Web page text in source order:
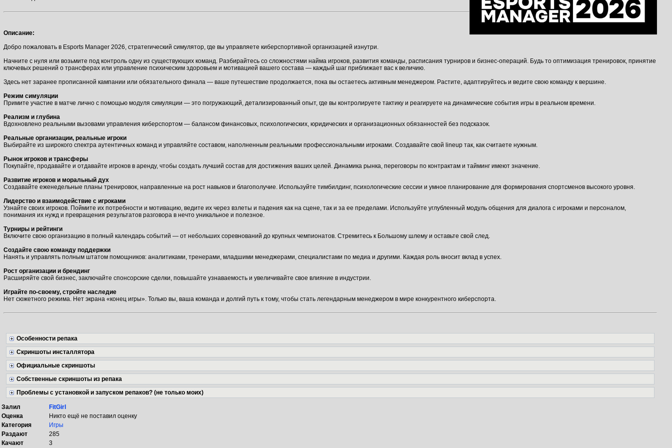
Описание:
Добро пожаловать в Esports Manager 2026, стратегический симулятор, где вы управляете киберспортивной организацией изнутри.
Начните с нуля или возьмите под контроль одну из существующих команд. Разбирайтесь со сложностями найма игроков, развития команды, расписания турниров и бизнес-операций. Будь то оптимизация тренировок, принятие
ключевых решений о трансферах или управление психическим здоровьем и мотивацией вашего состава — каждый шаг приближает вас к величию.
Здесь нет заранее прописанной кампании или обязательного финала — ваше путешествие продолжается, пока вы остаетесь активным менеджером. Растите, адаптируйтесь и ведите свою команду к вершине.
Режим симуляции
Примите участие в матче лично с помощью модуля симуляции — это погружающий, детализированный опыт, где вы контролируете тактику и реагируете на динамические события игры в реальном времени.
Реализм и глубина
Вдохновлено реальными вызовами управления киберспортом — балансом финансовых, психологических, юридических и организационных обязанностей без подсказок.
Реальные организации, реальные игроки
Выбирайте из широкого спектра аутентичных команд и управляйте составом, наполненным реальными профессиональными игроками. Создавайте свой lineup так, как считаете нужным.
Рынок игроков и трансферы
Покупайте, продавайте и отдавайте игроков в аренду, чтобы создать лучший состав для достижения ваших целей. Динамика рынка, переговоры по контрактам и тайминг имеют значение.
Развитие игроков и моральный дух
Создавайте еженедельные планы тренировок, направленные на рост навыков и благополучие. Используйте тимбилдинг, психологические сессии и умное планирование для формирования спортсменов высокого уровня.
Лидерство и взаимодействие с игроками
Узнайте своих игроков. Поймите их потребности и мотивацию, ведите их через взлеты и падения как на сцене, так и за ее пределами. Используйте углубленный модуль общения для диалога с игроками и персоналом,
понимания их нужд и превращения результатов разговора в нечто уникальное и полезное.
Турниры и рейтинги
Включите свою организацию в полный календарь событий — от небольших соревнований до крупных чемпионатов. Стремитесь к Большому шлему и оставьте свой след.
Создайте свою команду поддержки
Нанять и управлять полным штатом помощников: аналитиками, тренерами, младшими менеджерами, специалистами по медиа и другими. Каждая роль вносит вклад в успех.
Рост организации и брендинг
Расширяйте свой бизнес, заключайте спонсорские сделки, повышайте узнаваемость и увеличивайте свое влияние в индустрии.
Играйте по-своему, стройте наследие
Нет сюжетного режима. Нет экрана «конец игры». Только вы, ваша команда и долгий путь к тому, чтобы стать легендарным менеджером в мире конкурентного киберспорта.
Особенности репака
Скриншоты инсталлятора
Официальные скриншоты
Собственные скриншоты из репака
Проблемы с установкой и запуском репаков? (не только моих)
Залил
FitGirl
Оценка
Никто ещё не поставил оценку
Категория
Игры
Раздают
285
Качают
3